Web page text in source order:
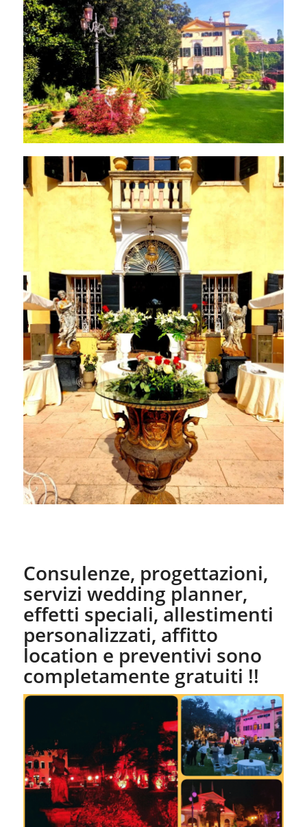
Consulenze, progettazioni,
servizi wedding planner,
effetti speciali, allestimenti
personalizzati, affitto
location e preventivi sono
completamente gratuiti !!